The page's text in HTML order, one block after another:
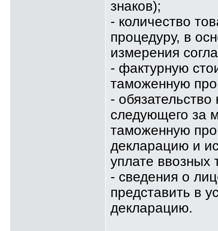
знаков);
- количество
процедуру, в
измерения
- фактурную
таможенную
-
следующего за
таможенную
декларацию и
уплате
- сведения о
представить в
декларацию.